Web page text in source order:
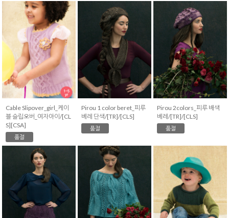
Cable Slipover_girl_케이
블 슬립오버_여자아이/[CL
S][CSA]
품절
Pirou 1 color beret_피루
베레 단색/[TR]/[CLS]
품절
Pirou 2colors_피루 배색
베레/[TR]/[CLS]
품절